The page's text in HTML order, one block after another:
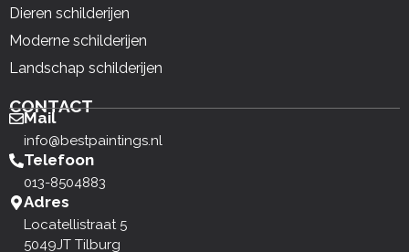
Dieren schilderijen
Moderne schilderijen
Landschap schilderijen
CONTACT
Mail
info@bestpaintings.nl
Telefoon
013-8504883
Adres
Locatellistraat 5
5049JT Tilburg